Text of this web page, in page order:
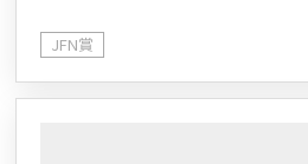
JFN賞